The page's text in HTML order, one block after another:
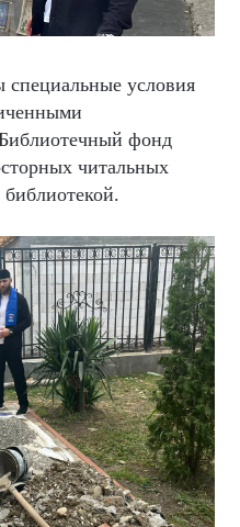
специальные условия
фонд
читальных